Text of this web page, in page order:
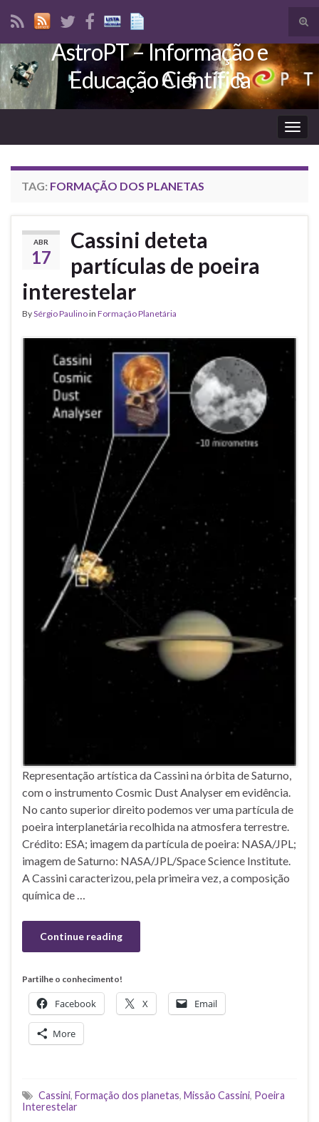
Search for:
AstroPT – Informação e
Educação Científica
TAG: FORMAÇÃO DOS PLANETAS
ABR
17
Cassini deteta
partículas de poeira
interestelar
BySérgio Paulinoin Formação Planetária
Representação artística da Cassini na órbita de Saturno,
com o instrumento Cosmic Dust Analyser em evidência.
No canto superior direito podemos ver uma partícula de
poeira interplanetária recolhida na atmosfera terrestre.
Crédito: ESA; imagem da partícula de poeira: NASA/JPL;
imagem de Saturno: NASA/JPL/Space Science Institute.
A Cassini caracterizou, pela primeira vez, a composição
química de …
Continue reading
Partilhe o conhecimento!
Facebook X Email
More
Cassini, Formação dos planetas, Missão Cassini, Poeira
Interestelar